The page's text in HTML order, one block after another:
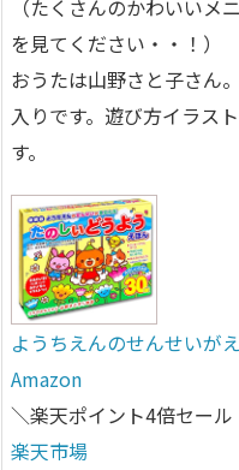
（たくさんのかわいいメ
を見てください・・！）
おうたは山野さと子さん
入りです。遊び方イラス
す。
ようちえんのせんせいが
Amazon
＼楽天ポイント4倍セール
楽天市場